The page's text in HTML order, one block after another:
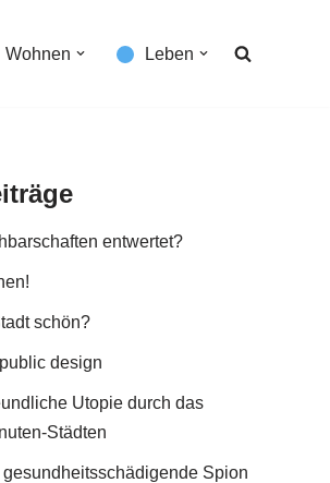
Wohnen Leben
entwertet?
schön?
design
Utopie durch das
Städten
gesundheitsschädigende Spion